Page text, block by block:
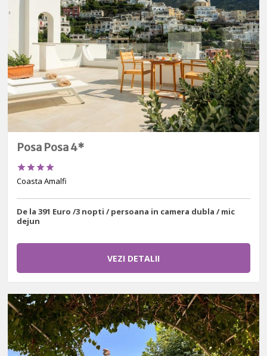
Posa Posa 4*

Coasta Amalfi
De la 391 Euro /3 nopti / persoana in camera dubla / mic
dejun
VEZI DETALII